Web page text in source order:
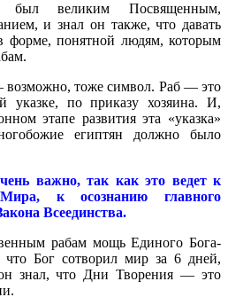
был великим Посвященным,
и знал он также, что давать
форме, понятной людям, которым
тоже символ. Раб — это
указке, по приказу хозяина. И,
этапе развития эта «указка»
египтян должно было
важно, так как это ведет к
к осознанию главного
Всеединства.
рабам мощь Единого Бога-
Бог сотворил мир за 6 дней,
знал, что Дни Творения — это